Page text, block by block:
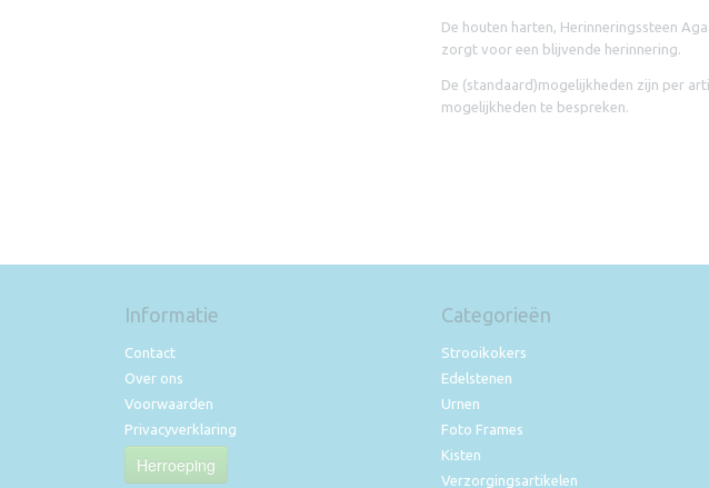
De houten harten, Herinneringssteen
zorgt voor een blijvende herinnering.
De (standaard)mogelijkheden zijn per
mogelijkheden te bespreken.
Informatie
Contact
Over ons
Voorwaarden
Privacyverklaring
Herroeping
Categorieën
Strooikokers
Edelstenen
Urnen
Foto Frames
Kisten
Verzorgingsartikelen